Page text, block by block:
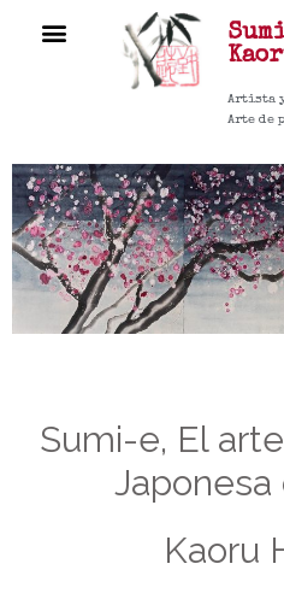
Artista
Arte de
Sumi-e, El
Kaoru